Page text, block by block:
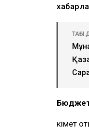
Бюджет
Үкімет